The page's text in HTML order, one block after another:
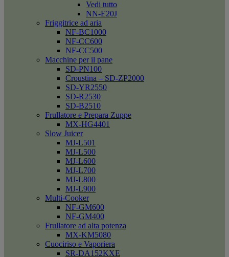
Vedi tutto
NN-E20J
Friggitrice ad aria
NF-BC1000
NF-CC600
NF-CC500
Macchine per il pane
SD-PN100
Croustina – SD-ZP2000
SD-YR2550
SD-R2530
SD-B2510
Frullatore e Prepara Zuppe
MX-HG4401
Slow Juicer
MJ-L501
MJ-L500
MJ-L600
MJ-L700
MJ-L800
MJ-L900
Multi-Cooker
NF-GM600
NF-GM400
Frullatore ad alta potenza
MX-KM5080
Cuociriso e Vaporiera
SR-DA152KXE